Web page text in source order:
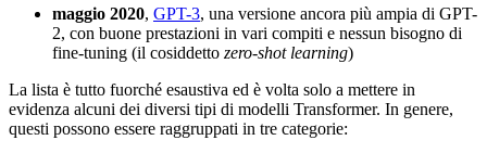
maggio 2020, GPT-3, una versione ancora più ampia di GPT-
2, con buone prestazioni in vari compiti e nessun bisogno di
fine-tuning (il cosiddetto zero-shot learning)
La lista è tutto fuorché esaustiva ed è volta solo a mettere in
evidenza alcuni dei diversi tipi di modelli Transformer. In genere,
questi possono essere raggruppati in tre categorie: